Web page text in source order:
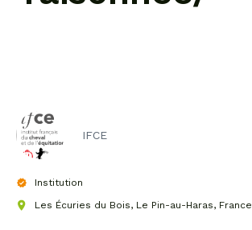
IFCE
Institution
Les Écuries du Bois, Le Pin-au-Haras, France